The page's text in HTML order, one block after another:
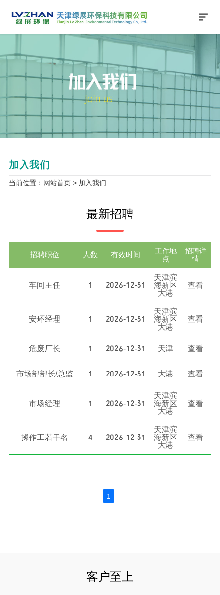
公司新闻
产品与服务
行业动态
法律法规
加入我们
当前位置：网站首页 > 加入我们
最新招聘
招聘职位 人数 有效时间
工作地
点
招聘详
情
车间主任 1 2026-12-31
天津滨
海新区
大港
查看
安环经理 1 2026-12-31
天津滨
海新区
大港
查看
危废厂长 1 2026-12-31 天津 查看
市场部部长/总监 1 2026-12-31 大港 查看
市场经理 1 2026-12-31
天津滨
海新区
大港
查看
操作工若干名 4 2026-12-31
天津滨
海新区
大港
查看
1
客户至上